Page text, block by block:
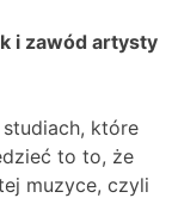
i zawód artysty
które
to to, że
muzyce, czyli